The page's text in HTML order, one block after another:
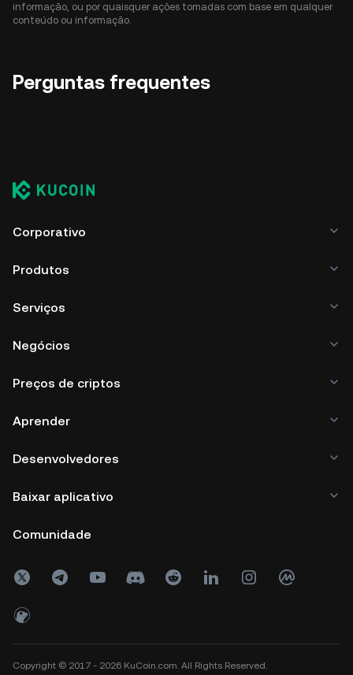
informação, ou por quaisquer ações tomadas com base em qualquer
conteúdo ou informação.
Perguntas frequentes
Corporativo
Produtos
Serviços
Negócios
Preços de criptos
Aprender
Desenvolvedores
Baixar aplicativo
Comunidade
Copyright © 2017 - 2026 KuCoin.com. All Rights Reserved.